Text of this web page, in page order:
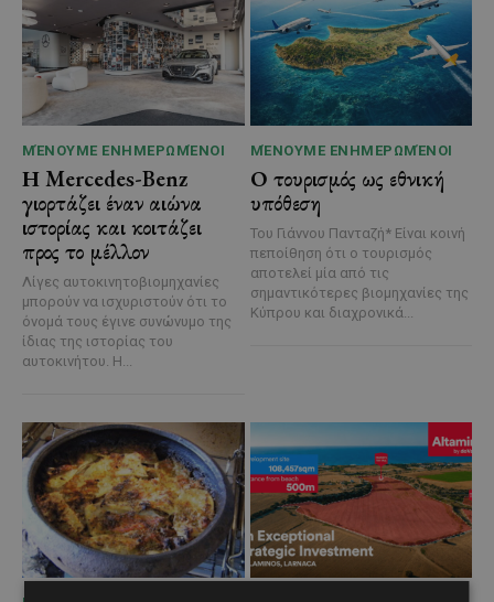
ΜΈΝΟΥΜΕ ΕΝΗΜΕΡΩΜΈΝΟΙ
Η Mercedes-Benz
γιορτάζει έναν αιώνα
ιστορίας και κοιτάζει
προς το μέλλον
Λίγες αυτοκινητοβιομηχανίες
μπορούν να ισχυριστούν ότι το
όνομά τους έγινε συνώνυμο της
ίδιας της ιστορίας του
αυτοκινήτου. Η...
ΜΈΝΟΥΜΕ ΕΝΗΜΕΡΩΜΈΝΟΙ
Ο τουρισμός ως εθνική
υπόθεση
Του Γιάννου Πανταζή* Είναι κοινή
πεποίθηση ότι ο τουρισμός
αποτελεί μία από τις
σημαντικότερες βιομηχανίες της
Κύπρου και διαχρονικά...